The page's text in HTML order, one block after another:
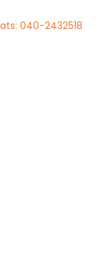
040-2432518